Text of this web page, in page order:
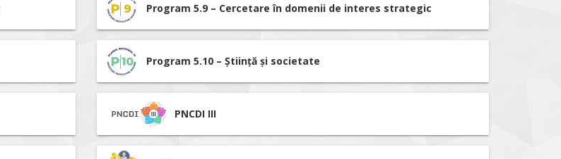
Program 5.9 – Cercetare în domenii de interes strategic
Program 5.10 – Știință și societate
PNCDI III